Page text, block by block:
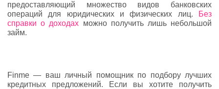
предоставляющий множество видов банковских
операций для юридических и физических лиц.
Без
справки о доходах можно получить лишь небольшой
займ.
Finme — ваш личный помощник по подбору лучших
кредитных предложений. Если вы хотите получить